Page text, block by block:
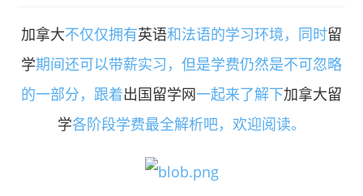
加拿大不仅仅拥有英语和法语的学习环境，同时留
学期间还可以带薪实习，但是学费仍然是不可忽略
的一部分，跟着出国留学网一起来了解下加拿大留
学各阶段学费最全解析吧，欢迎阅读。